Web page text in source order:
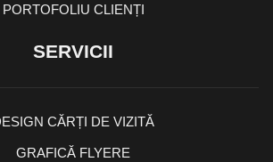
PORTOFOLIU CLIENȚI
SERVICII
CĂRȚI DE VIZITĂ
GRAFICĂ FLYERE